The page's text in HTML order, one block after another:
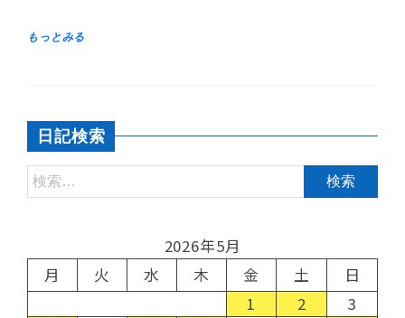
日記検索
2026年5月
月
火 水 木 金 土
日
1
2
3